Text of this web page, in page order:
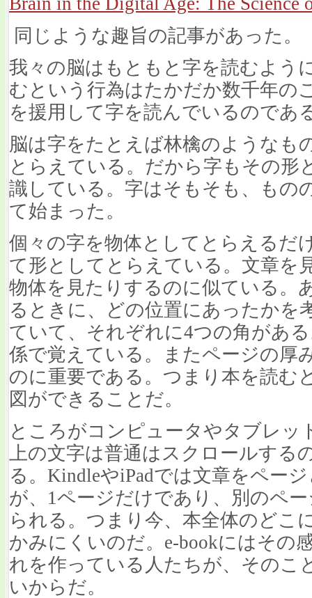
同じような趣旨の記事があった。
我々の脳はもともと字を読むよう
むという行為はたかだか数千年の
を援用して字を読んでいるのであ
脳は字をたとえば林檎のようなも
とらえている。だから字もその形
識している。字はそもそも、もの
て始まった。
個々の字を物体としてとらえるだ
て形としてとらえている。文章を
物体を見たりするのに似ている。
るときに、どの位置にあったかを
ていて、それぞれに4つの角があ
係で覚えている。またページの厚
のに重要である。つまり本を読む
図ができることだ。
ところがコンピュータやタブレッ
上の文字は普通はスクロールする
る。KindleやiPadでは文章をペー
が、1ページだけであり、別のペ
られる。つまり今、本全体のどこ
かみにくいのだ。e-bookにはその
れを作っている人たちが、そのこ
いからだ。